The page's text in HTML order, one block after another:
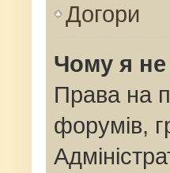
Догори
Чому я
Права на
форумів,